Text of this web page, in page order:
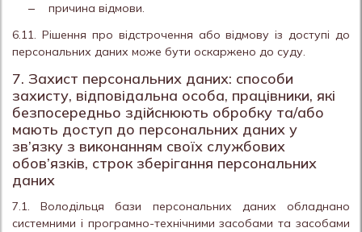
причина відмови.
6.11. Рішення про відстрочення або відмову із доступі до
персональних даних може бути оскаржено до суду.
7. Захист персональних даних: способи
захисту, відповідальна особа, працівники, які
безпосередньо здійснюють обробку та/або
мають доступ до персональних даних у
зв’язку з виконанням своїх службових
обов’язків, строк зберігання персональних
даних
7.1. Володільця бази персональних даних обладнано
системними і програмно-технічними засобами та засобами